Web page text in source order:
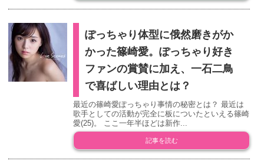
ぽっちゃり体型に俄然磨きがか
かった篠崎愛。ぽっちゃり好き
ファンの賞賛に加え、一石二鳥
で喜ばしい理由とは？
最近の篠崎愛ぽっちゃり事情の秘密とは？ 最近は
歌手としての活動が完全に板についたといえる篠崎
愛(25)。 ここ一年半ほどは新作...
記事を読む